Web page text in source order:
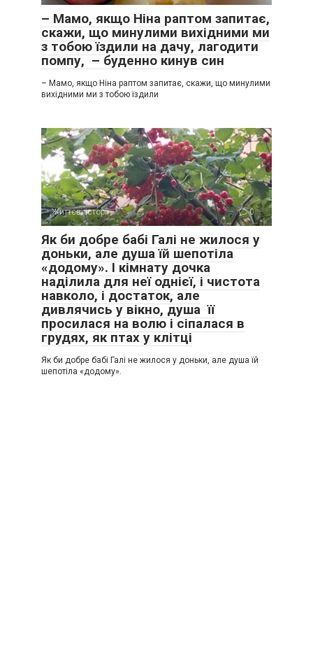
– Мамо, якщо Ніна раптом запитає,
скажи, що минулими вихідними ми
з тобою їздили на дачу, лагодити
помпу, – буденно кинув син
– Мамо, якщо Ніна раптом запитає, скажи, що минулими
вихідними ми з тобою їздили
Життєві історії 0
Як би добре бабі Галі не жилося у
доньки, але душа їй шепотіла
«додому». І кімнату дочка
наділила для неї однієї, і чистота
навколо, і достаток, але
дивлячись у вікно, душа її
просилася на волю і сіпалася в
грудях, як птах у клітці
Як би добре бабі Галі не жилося у доньки, але душа їй
шепотіла «додому».